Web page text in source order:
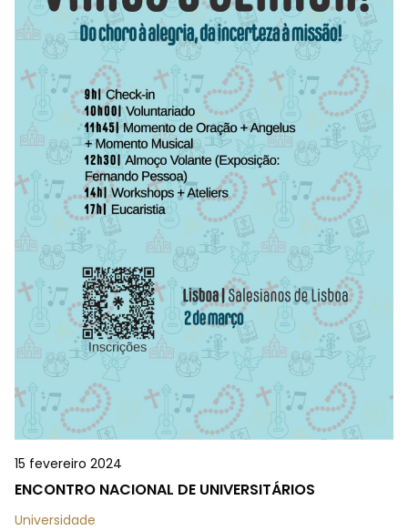
15 fevereiro 2024
ENCONTRO NACIONAL DE UNIVERSITÁRIOS
Universidade